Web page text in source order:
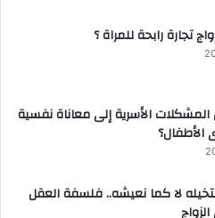
تجارة رابحة للمراة ؟
الأسرية إلى معاناة نفسية
الأطفال؟
لا كما نعيشه.. فلسفة العقل